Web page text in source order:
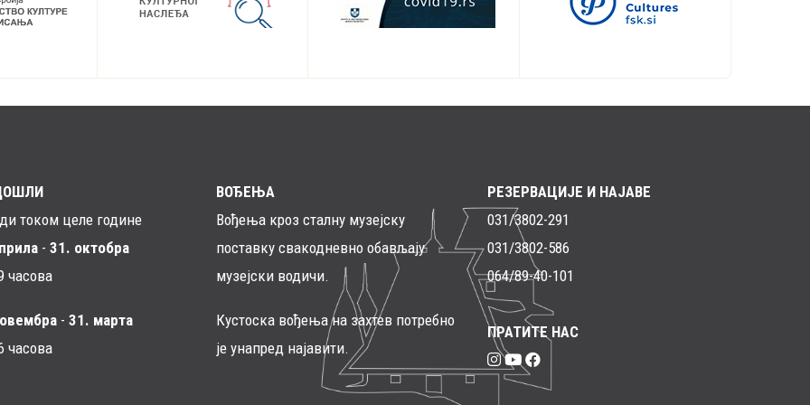
током целе године
- 31. октобра
часова
- 31. марта
часовa
ВОЂЕЊА
Вођења кроз сталну музејску
поставку свакодневно обављају
музејски водичи.
Кустоска вођења на захтев потребно
је унапред најавити.
РЕЗЕРВАЦИЈЕ И НАЈАВЕ
031/3802-291
031/3802-586
064/89-40-101
ПРАТИТЕ НАС